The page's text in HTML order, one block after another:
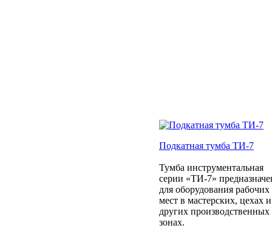
Подкатная тумба ТИ-7
Тумба инструментальная
серии «ТИ-7»
для оборудования рабочих
мест в мастерских, цехах и
других производственных
зонах.